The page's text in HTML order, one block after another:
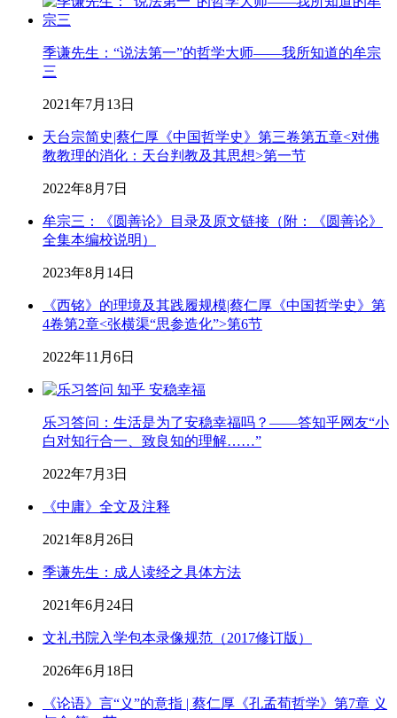
季谦先生：“说法第一”的哲学大师——我所知道的牟宗
三
2021年7月13日
天台宗简史|蔡仁厚《中国哲学史》第三卷第五章<对佛
教教理的消化：天台判教及其思想>第一节
2022年8月7日
牟宗三：《圆善论》目录及原文链接（附：《圆善论》
全集本编校说明）
2023年8月14日
《西铭》的理境及其践履规模|蔡仁厚《中国哲学史》第
4卷第2章<张横渠“思参造化”>第6节
2022年11月6日
乐习答问：生活是为了安稳幸福吗？——答知乎网友“小
白对知行合一、致良知的理解……”
2022年7月3日
《中庸》全文及注释
2021年8月26日
季谦先生：成人读经之具体方法
2021年6月24日
文礼书院入学包本录像规范（2017修订版）
2026年6月18日
《论语》言“义”的意指 | 蔡仁厚《孔孟荀哲学》第7章 义